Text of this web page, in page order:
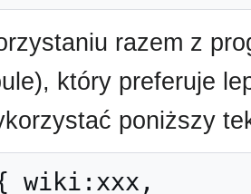
razem z
który preferuje
poniższy